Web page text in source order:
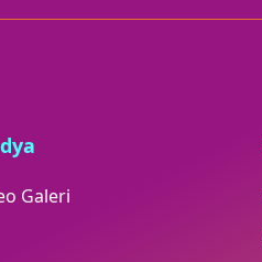
Galeri